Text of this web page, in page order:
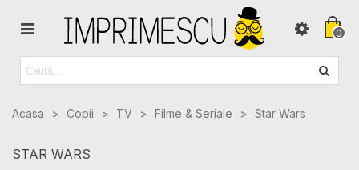
0
Acasa > Copii > TV > Filme & Seriale > Star Wars
STAR WARS